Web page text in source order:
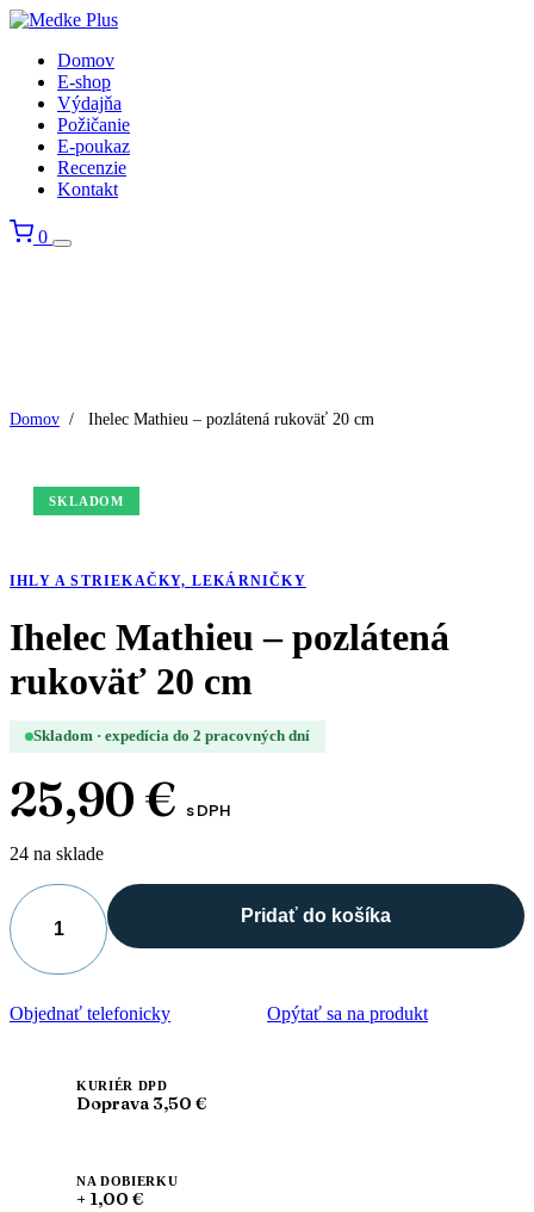
Domov
E-shop
Výdajňa
Požičanie
E-poukaz
Recenzie
Kontakt
0
Domov / Ihelec Mathieu – pozlátená rukoväť 20 cm
SKLADOM
IHLY A STRIEKAČKY, LEKÁRNIČKY
Ihelec Mathieu – pozlátená
rukoväť 20 cm
Skladom · expedícia do 2 pracovných dní
25,90 € s DPH
24 na sklade
množstvo
Ihelec
Mathieu
–
pozlátená
Pridať do košíka
Objednať telefonicky Opýtať sa na produkt
KURIÉR DPD
Doprava 3,50 €
NA DOBIERKU
+ 1,00 €